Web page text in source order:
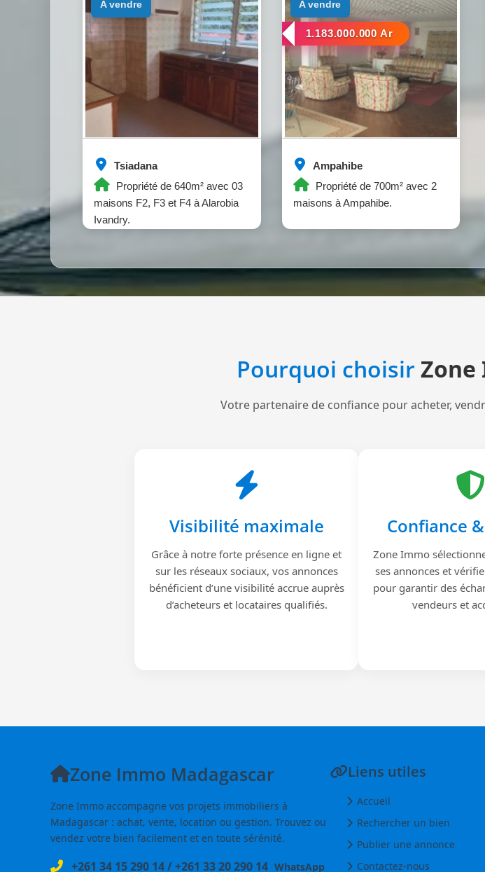
Tsiadana
Propriété de 640m² avec 03
maisons F2, F3 et F4 à Alarobia
Ivandry.
a vendre
Ampahibe
Propriété de 700m² avec 2
maisons à Ampahibe.
a vendre
1.183.000.000 Ar
Pourquoi choisirZone
Votre partenaire de confiance pour acheter,
Visibilité maximale
Grâce à notre forte présence en ligne et
sur les réseaux sociaux, vos annonces
bénéficient d’une visibilité accrue auprès
d’acheteurs et locataires qualifiés.
Confiance
Zone Immo
ses annonces et
pour garantir des
vendeurs et
Zone Immo Madagascar
Zone Immo accompagne vos projets immobiliers à
Madagascar : achat, vente, location ou gestion. Trouvez ou
vendez votre bien facilement et en toute sérénité.
+261 34 15 290 14/+261 33 20 290 14 WhatsApp
Liens utiles
Accueil
Rechercher un bien
Publier une annonce
Contactez-nous